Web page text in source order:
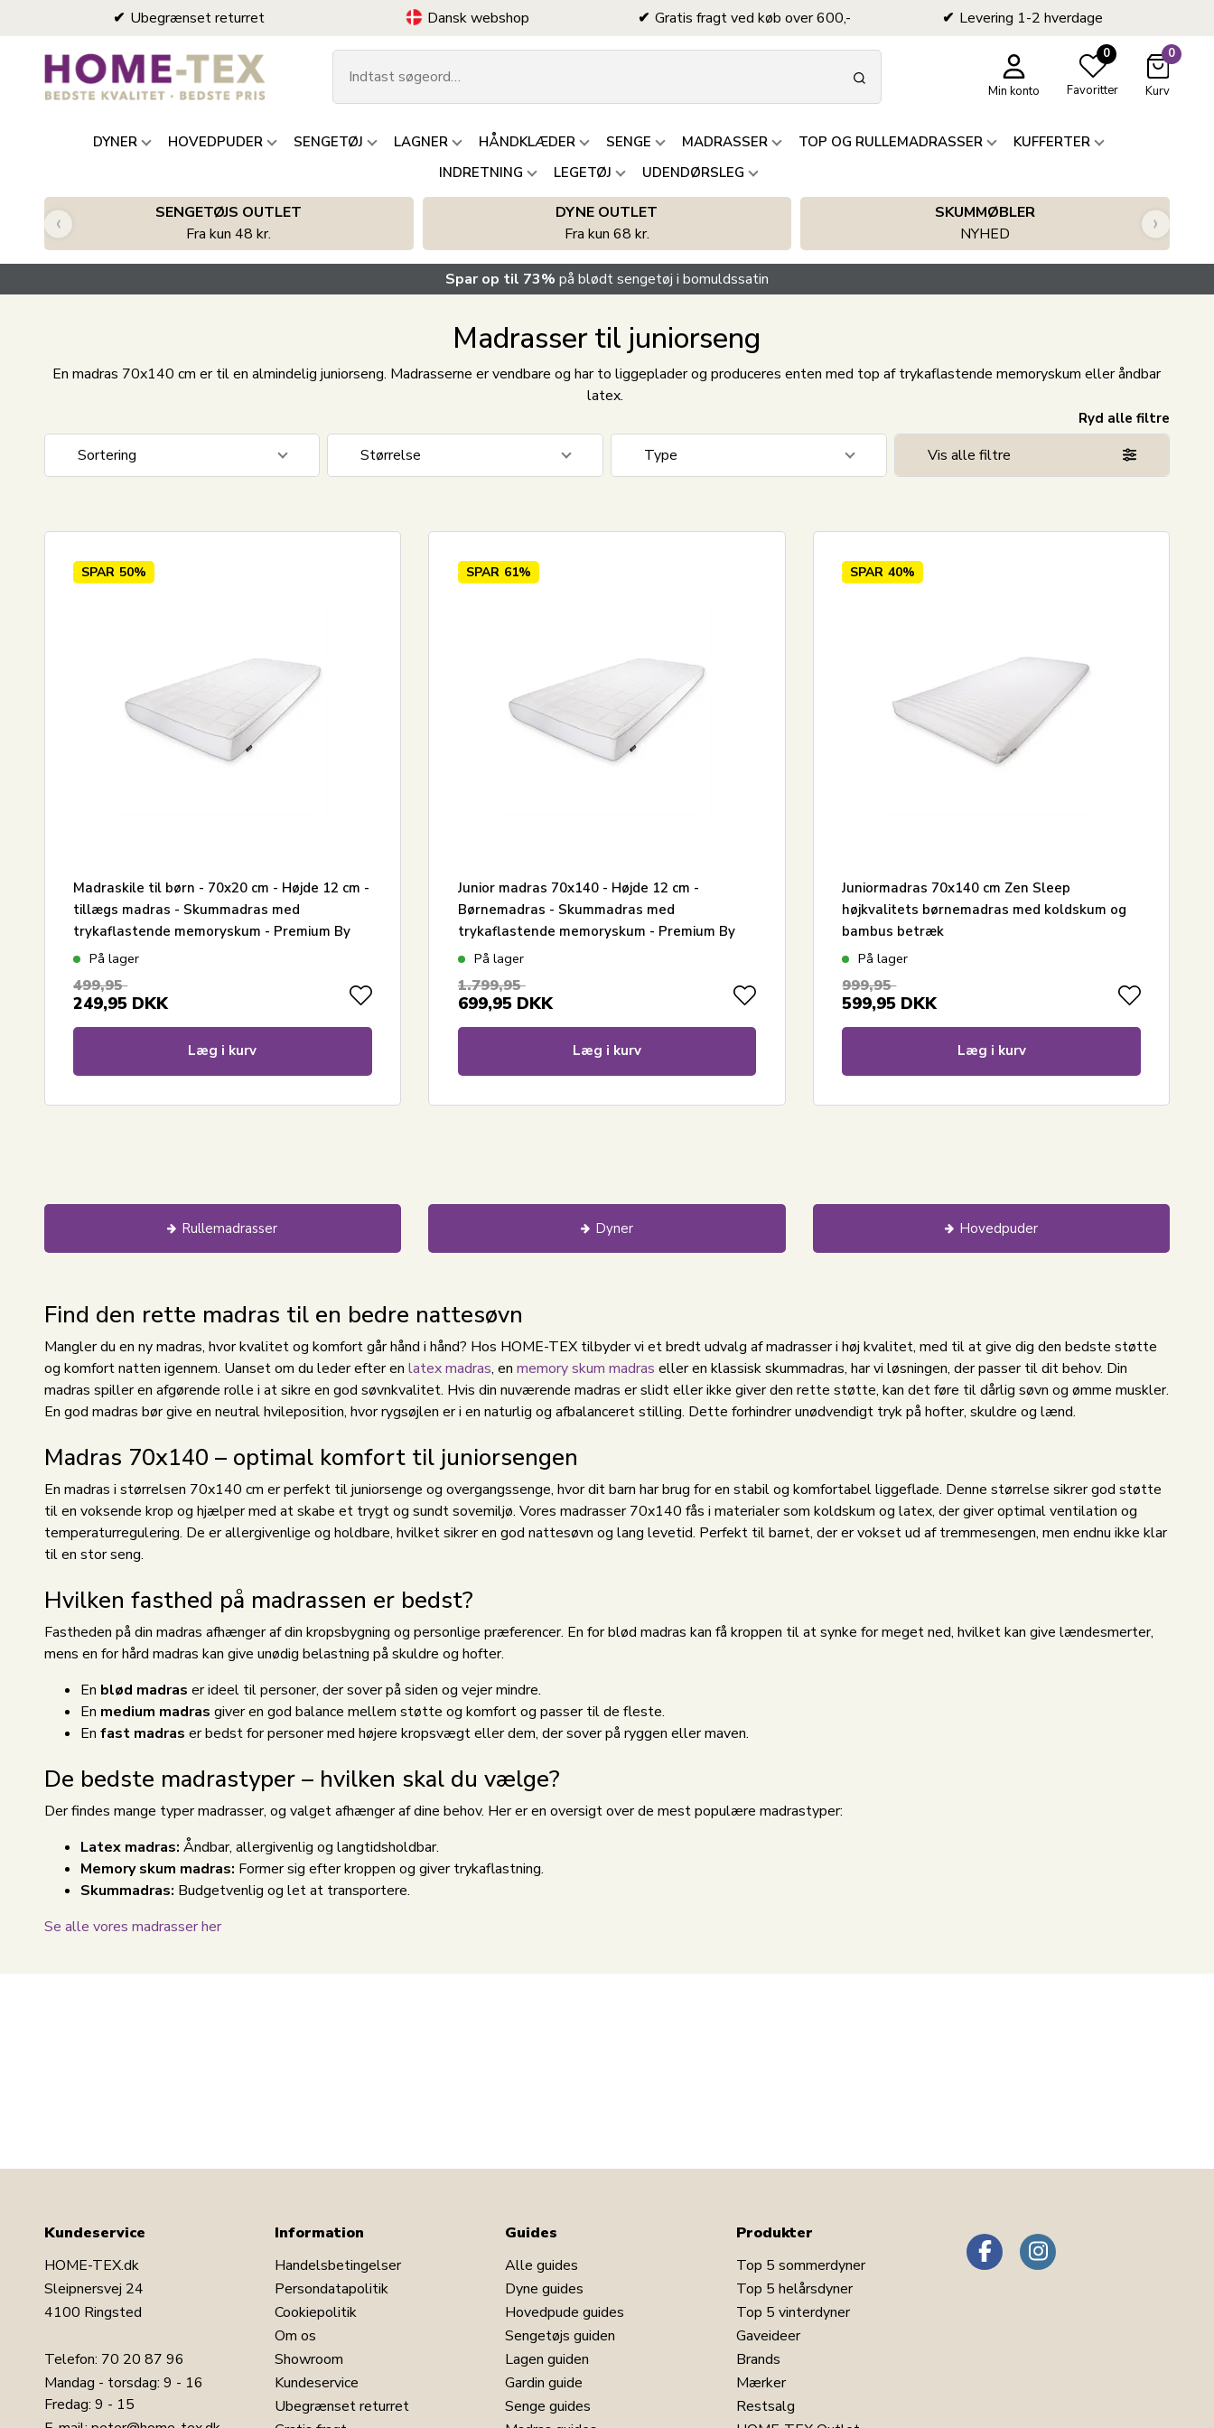
Ubegrænset returret Dansk webshop Gratis fragt ved køb over 600,- Levering 1-2 hverdage
Min konto
0
Favoritter
0
Kurv
DYNER HOVEDPUDER SENGETØJ LAGNER HÅNDKLÆDER SENGE MADRASSER TOP OG RULLEMADRASSER
KUFFERTER
INDRETNING
LEGETØJ UDENDØRSLEG
SENGETØJS OUTLET
Fra kun 48 kr.
DYNE OUTLET
Fra kun 68 kr.
SKUMMØBLER
NYHED
‹ ›
Spar op til 73% på blødt sengetøj i bomuldssatin
Madrasser til juniorseng
En madras 70x140 cm er til en almindelig juniorseng. Madrasserne er vendbare og har to liggeplader og produceres enten med top af trykaflastende memoryskum eller åndbar
latex.
Ryd alle filtre
Sortering
Nyeste
Størrelse
Type
Vis alle filtre
SPAR 50%
Madraskile til børn - 70x20 cm - Højde 12 cm -
tillægs madras - Skummadras med
trykaflastende memoryskum - Premium By
BorgPå lager
499,95
249,95 DKK
Læg i kurv
SPAR 61%
Junior madras 70x140 - Højde 12 cm -
Børnemadras - Skummadras med
trykaflastende memoryskum - Premium By
BorgPå lager
1.799,95
699,95 DKK
Læg i kurv
SPAR 40%
Juniormadras 70x140 cm Zen Sleep
højkvalitets børnemadras med koldskum og
bambus betræk
På lager
999,95
599,95 DKK
Læg i kurv
Rullemadrasser Dyner Hovedpuder
Find den rette madras til en bedre nattesøvn
Mangler du en ny madras, hvor kvalitet og komfort går hånd i hånd? Hos HOME-TEX tilbyder vi et bredt udvalg af madrasser i høj kvalitet, med til at give dig den bedste støtte
og komfort natten igennem. Uanset om du leder efter en latex madras, en memory skum madras eller en klassisk skummadras, har vi løsningen, der passer til dit behov. Din
madras spiller en afgørende rolle i at sikre en god søvnkvalitet. Hvis din nuværende madras er slidt eller ikke giver den rette støtte, kan det føre til dårlig søvn og ømme muskler.
En god madras bør give en neutral hvileposition, hvor rygsøjlen er i en naturlig og afbalanceret stilling. Dette forhindrer unødvendigt tryk på hofter, skuldre og lænd.
Madras 70x140 – optimal komfort til juniorsengen
En madras i størrelsen 70x140 cm er perfekt til juniorsenge og overgangssenge, hvor dit barn har brug for en stabil og komfortabel liggeflade. Denne størrelse sikrer god støtte
til en voksende krop og hjælper med at skabe et trygt og sundt sovemiljø. Vores madrasser 70x140 fås i materialer som koldskum og latex, der giver optimal ventilation og
temperaturregulering. De er allergivenlige og holdbare, hvilket sikrer en god nattesøvn og lang levetid. Perfekt til barnet, der er vokset ud af tremmesengen, men endnu ikke klar
til en stor seng.
Hvilken fasthed på madrassen er bedst?
Fastheden på din madras afhænger af din kropsbygning og personlige præferencer. En for blød madras kan få kroppen til at synke for meget ned, hvilket kan give lændesmerter,
mens en for hård madras kan give unødig belastning på skuldre og hofter.
En blød madras er ideel til personer, der sover på siden og vejer mindre.
En medium madras giver en god balance mellem støtte og komfort og passer til de fleste.
En fast madras er bedst for personer med højere kropsvægt eller dem, der sover på ryggen eller maven.
De bedste madrastyper – hvilken skal du vælge?
Der findes mange typer madrasser, og valget afhænger af dine behov. Her er en oversigt over de mest populære madrastyper:
Latex madras: Åndbar, allergivenlig og langtidsholdbar.
Memory skum madras: Former sig efter kroppen og giver trykaflastning.
Skummadras: Budgetvenlig og let at transportere.
Se alle vores madrasser her
Kundeservice
HOME-TEX.dk
Sleipnersvej 24
4100 Ringsted
Telefon: 70 20 87 96
Mandag - torsdag: 9 - 16
Fredag: 9 - 15
Information
Handelsbetingelser
Persondatapolitik
Cookiepolitik
Om os
Showroom
Kundeservice
Ubegrænset returret
Guides
Alle guides
Dyne guides
Hovedpude guides
Sengetøjs guiden
Lagen guiden
Gardin guide
Senge guides
Produkter
Top 5 sommerdyner
Top 5 helårsdyner
Top 5 vinterdyner
Gaveideer
Brands
Mærker
Restsalg